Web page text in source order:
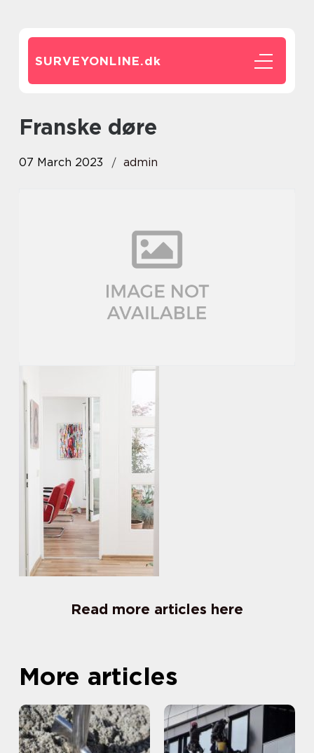
SURVEYONLINE.dk
franske døre
07 March 2023 admin
Read more articles here
More articles